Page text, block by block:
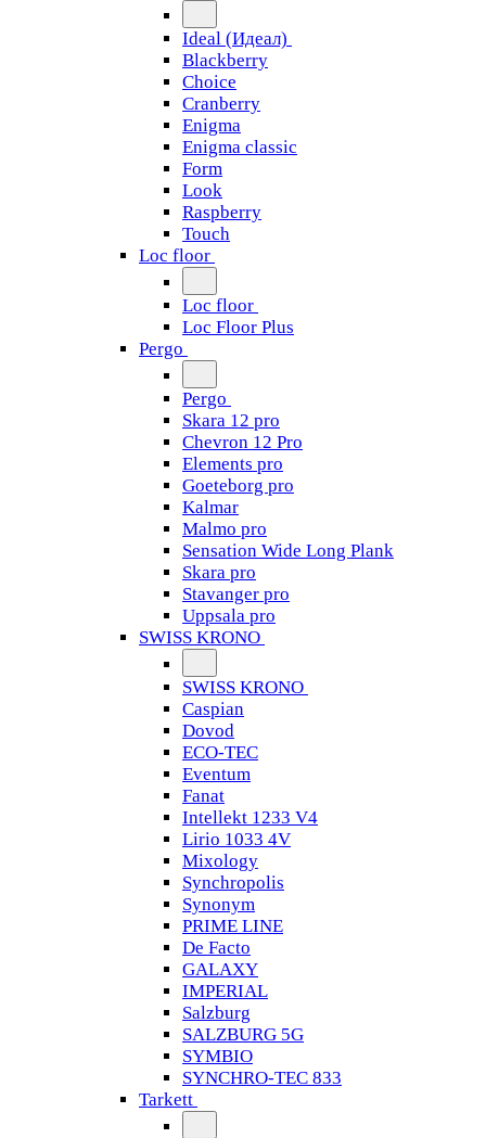
Ideal (Идеал)
Blackberry
Choice
Cranberry
Enigma
Enigma classic
Form
Look
Raspberry
Touch
Loc floor
Loc floor
Loc Floor Plus
Pergo
Pergo
Skara 12 pro
Chevron 12 Pro
Elements pro
Goeteborg pro
Kalmar
Malmo pro
Sensation Wide Long Plank
Skara pro
Stavanger pro
Uppsala pro
SWISS KRONO
SWISS KRONO
Caspian
Dovod
ECO-TEC
Eventum
Fanat
Intellekt 1233 V4
Lirio 1033 4V
Mixology
Synchropolis
Synonym
PRIME LINE
De Facto
GALAXY
IMPERIAL
Salzburg
SALZBURG 5G
SYMBIO
SYNCHRO-TEC 833
Tarkett